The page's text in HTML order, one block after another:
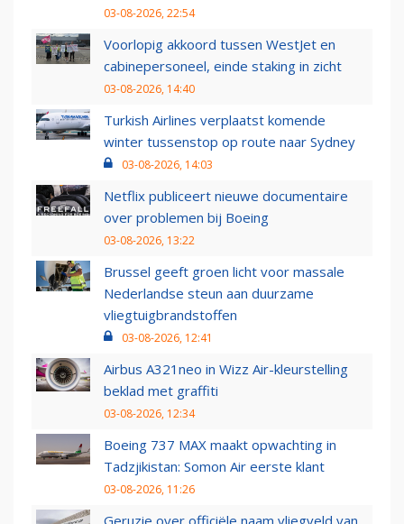
03-08-2026, 22:54
Voorlopig akkoord tussen WestJet en
cabinepersoneel, einde staking in zicht
03-08-2026, 14:40
Turkish Airlines verplaatst komende
winter tussenstop op route naar Sydney
03-08-2026, 14:03
Netflix publiceert nieuwe documentaire
over problemen bij Boeing
03-08-2026, 13:22
Brussel geeft groen licht voor massale
Nederlandse steun aan duurzame
vliegtuigbrandstoffen
03-08-2026, 12:41
Airbus A321neo in Wizz Air-kleurstelling
beklad met graffiti
03-08-2026, 12:34
Boeing 737 MAX maakt opwachting in
Tadzjikistan: Somon Air eerste klant
03-08-2026, 11:26
Geruzie over officiële naam vliegveld van